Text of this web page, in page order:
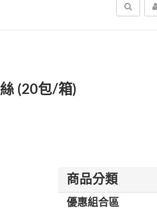
搜尋
(20包/箱)
商品分類
優惠組合區